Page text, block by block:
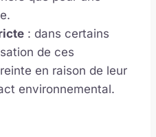
: dans certains
de ces
en raison de leur
environnemental.